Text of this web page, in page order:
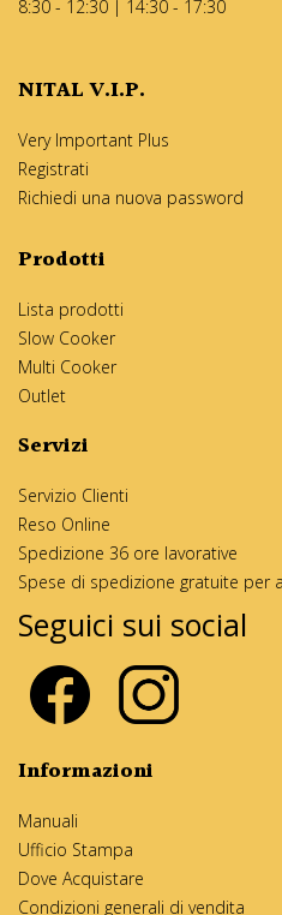
8:30 - 12:30 | 14:30 - 17:30
NITAL V.I.P.
Very Important Plus
Registrati
Richiedi una nuova password
Prodotti
Lista prodotti
Slow Cooker
Multi Cooker
Outlet
Servizi
Servizio Clienti
Reso Online
Spedizione 36 ore lavorative
Spese di spedizione gratuite per
Seguici sui social
Informazioni
Manuali
Ufficio Stampa
Dove Acquistare
Condizioni generali di vendita